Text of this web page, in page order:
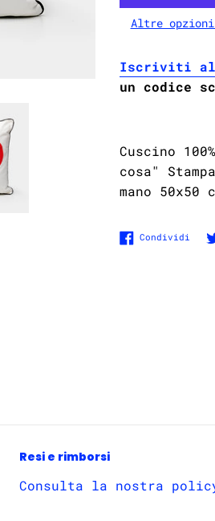
Altre opzioni
Iscriviti
un codice
Cuscino
cosa"
mano 50x50
Condividi
Resi e rimborsi
Consulta la nostra